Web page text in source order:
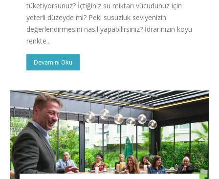
tüketiyorsunuz? İçtiğiniz su miktarı vücudunuz için
yeterli düzeyde mi? Peki susuzluk seviyenizin
değerlendirmesini nasıl yapabilirsiniz? İdrarınızın koyu
renkte...
Devamını Oku